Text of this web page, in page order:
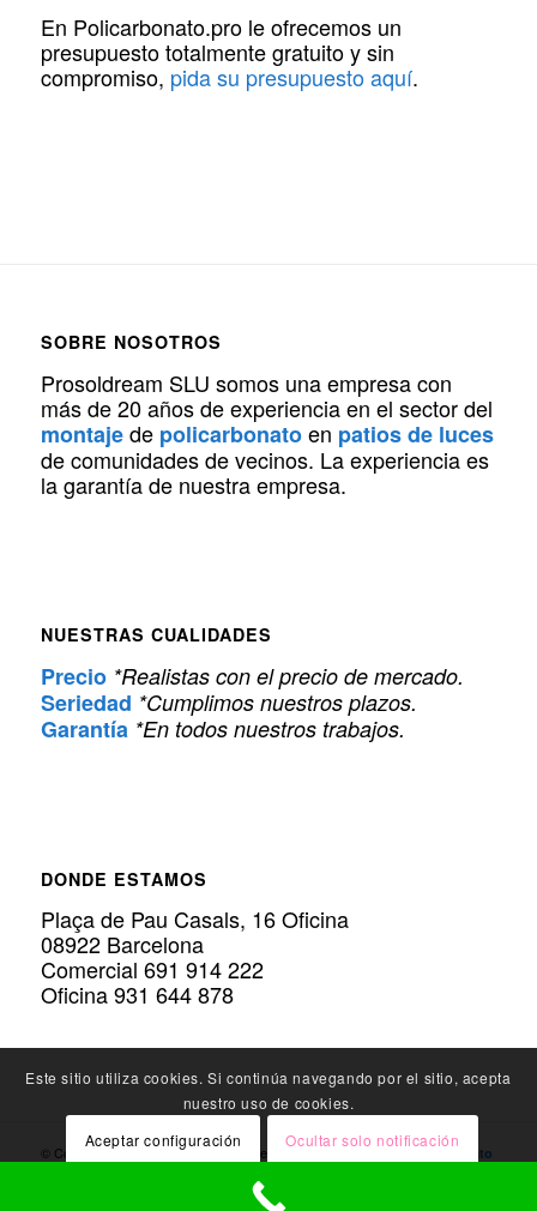
En Policarbonato.pro le ofrecemos un
presupuesto totalmente gratuito y sin
compromiso, pida su presupuesto aquí.
SOBRE NOSOTROS
Prosoldream SLU somos una empresa con
más de 20 años de experiencia en el sector del
montajede policarbonatoen patios de luces
de comunidades de vecinos. La experiencia es
la garantía de nuestra empresa.
NUESTRAS CUALIDADES
Precio *Realistas con el precio de mercado.
Seriedad *Cumplimos nuestros plazos.
Garantía *En todos nuestros trabajos.
DONDE ESTAMOS
Plaça de Pau Casals, 16 Oficina
08922 Barcelona
Comercial 691 914 222
Oficina 931 644 878
© Copyright Policarbonato.PRO - Expertos enInstalación de Policarbonato
Política de privacidad
Este sitio utiliza cookies. Si continúa navegando por el sitio, acepta
nuestro uso de cookies.
Aceptar configuración
Ocultar solo notificación
Configuración general